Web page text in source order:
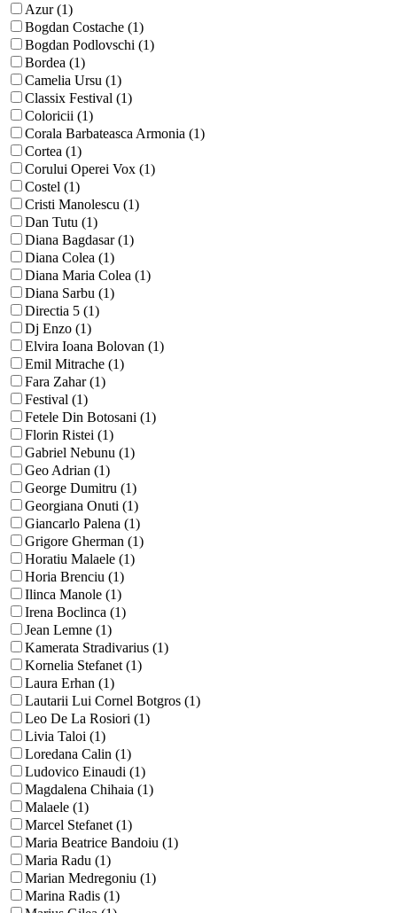
Azur (1)
Bogdan Costache (1)
Bogdan Podlovschi (1)
Bordea (1)
Camelia Ursu (1)
Classix Festival (1)
Coloricii (1)
Corala Barbateasca Armonia (1)
Cortea (1)
Corului Operei Vox (1)
Costel (1)
Cristi Manolescu (1)
Dan Tutu (1)
Diana Bagdasar (1)
Diana Colea (1)
Diana Maria Colea (1)
Diana Sarbu (1)
Directia 5 (1)
Dj Enzo (1)
Elvira Ioana Bolovan (1)
Emil Mitrache (1)
Fara Zahar (1)
Festival (1)
Fetele Din Botosani (1)
Florin Ristei (1)
Gabriel Nebunu (1)
Geo Adrian (1)
George Dumitru (1)
Georgiana Onuti (1)
Giancarlo Palena (1)
Grigore Gherman (1)
Horatiu Malaele (1)
Horia Brenciu (1)
Ilinca Manole (1)
Irena Boclinca (1)
Jean Lemne (1)
Kamerata Stradivarius (1)
Kornelia Stefanet (1)
Laura Erhan (1)
Lautarii Lui Cornel Botgros (1)
Leo De La Rosiori (1)
Livia Taloi (1)
Loredana Calin (1)
Ludovico Einaudi (1)
Magdalena Chihaia (1)
Malaele (1)
Marcel Stefanet (1)
Maria Beatrice Bandoiu (1)
Maria Radu (1)
Marian Medregoniu (1)
Marina Radis (1)